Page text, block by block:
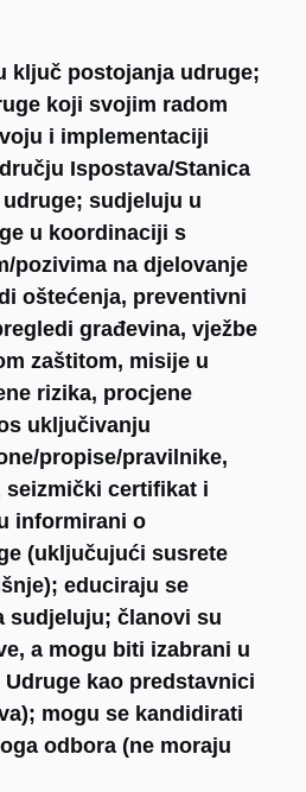
ključ postojanja udruge;
koji svojim radom
i implementaciji
Ispostava/Stanica
sudjeluju u
u koordinaciji s
pozivima na djelovanje
oštećenja, preventivni
građevina, vježbe
zaštitom, misije u
rizika, procjene
uključivanju
propise/pravilnike,
seizmički certifikat i
informirani o
(uključujući susrete
educiraju se
sudjeluju; članovi su
a mogu biti izabrani u
kao predstavnici
mogu se kandidirati
odbora (ne moraju